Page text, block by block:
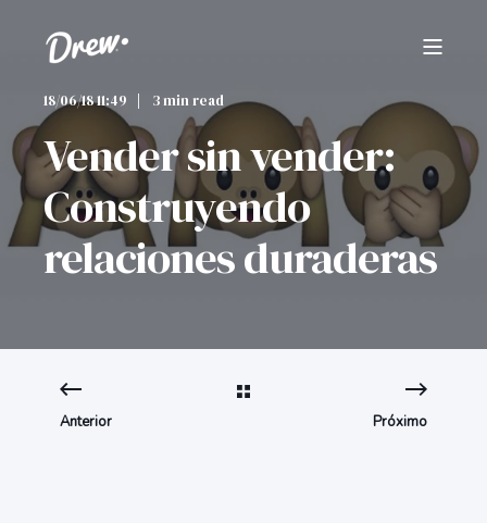
18/06/18 11:49 3 min read
Vender sin vender:
Construyendo
relaciones duraderas
Anterior Próximo